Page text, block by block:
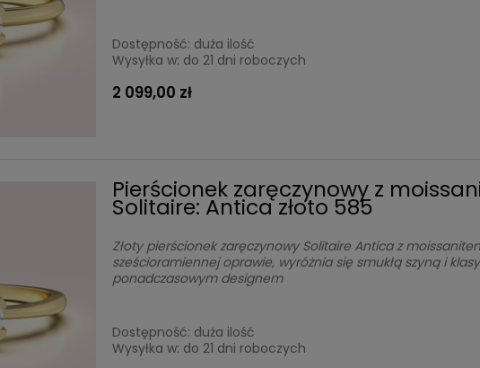
Dostępność: duża ilość
Wysyłka w: do 21 dni roboczych
2 099,00 zł
Pierścionek zaręczynowy z
Solitaire: Antica złoto 585
Złoty pierścionek zaręczynowy Solitaire Antica z
sześcioramiennej oprawie, wyróżnia się smukłą szyną i
ponadczasowym designem
Dostępność: duża ilość
Wysyłka w: do 21 dni roboczych